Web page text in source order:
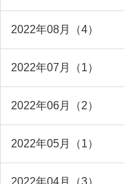
2022年08月（4）
2022年07月（1）
2022年06月（2）
2022年05月（1）
2022年04月（3）